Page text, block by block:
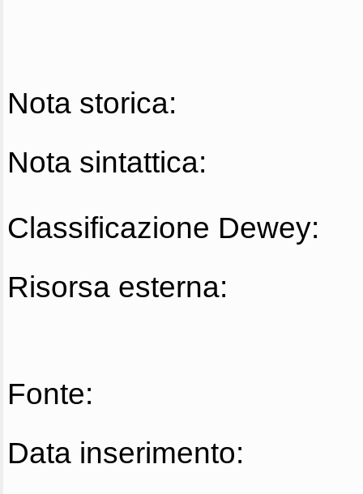
Nota storica:
Nota sintattica:
Classificazione Dewey:
Risorsa esterna:
Fonte:
Data inserimento: